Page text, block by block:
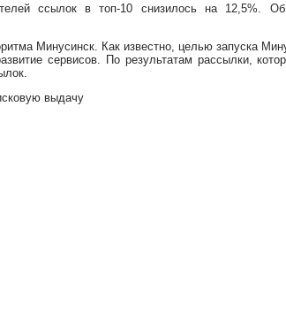
ссылок в топ-10 снизилось на 12,5%.
Минусинск. Как известно, целью запуска
сервисов. По результатам рассылки,